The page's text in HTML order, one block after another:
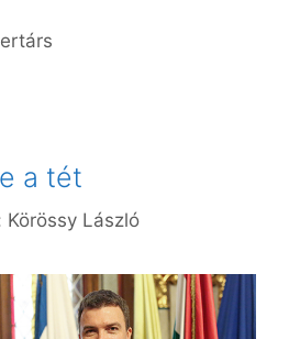
a tét
Körössy László